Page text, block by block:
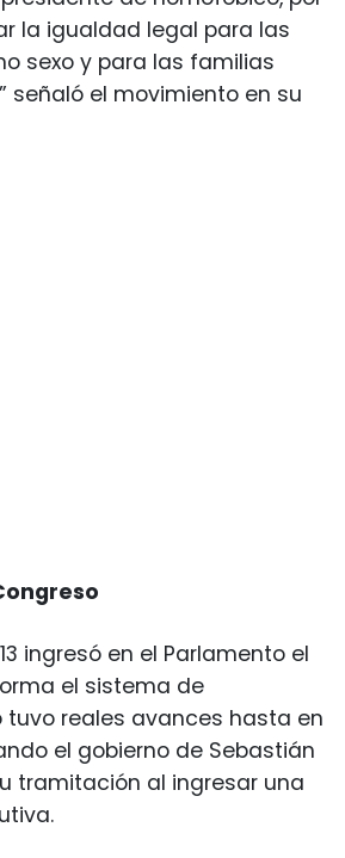
la igualdad legal para las
sexo y para las familias
señaló el movimiento en su
ingresó en el Parlamento el
el sistema de
tuvo reales avances hasta en
el gobierno de Sebastián
tramitación al ingresar una